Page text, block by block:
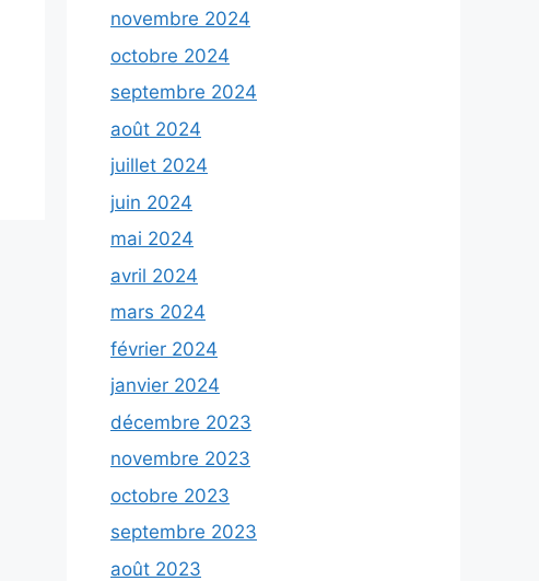
novembre 2024
octobre 2024
septembre 2024
août 2024
juillet 2024
juin 2024
mai 2024
avril 2024
mars 2024
février 2024
janvier 2024
décembre 2023
novembre 2023
octobre 2023
septembre 2023
août 2023